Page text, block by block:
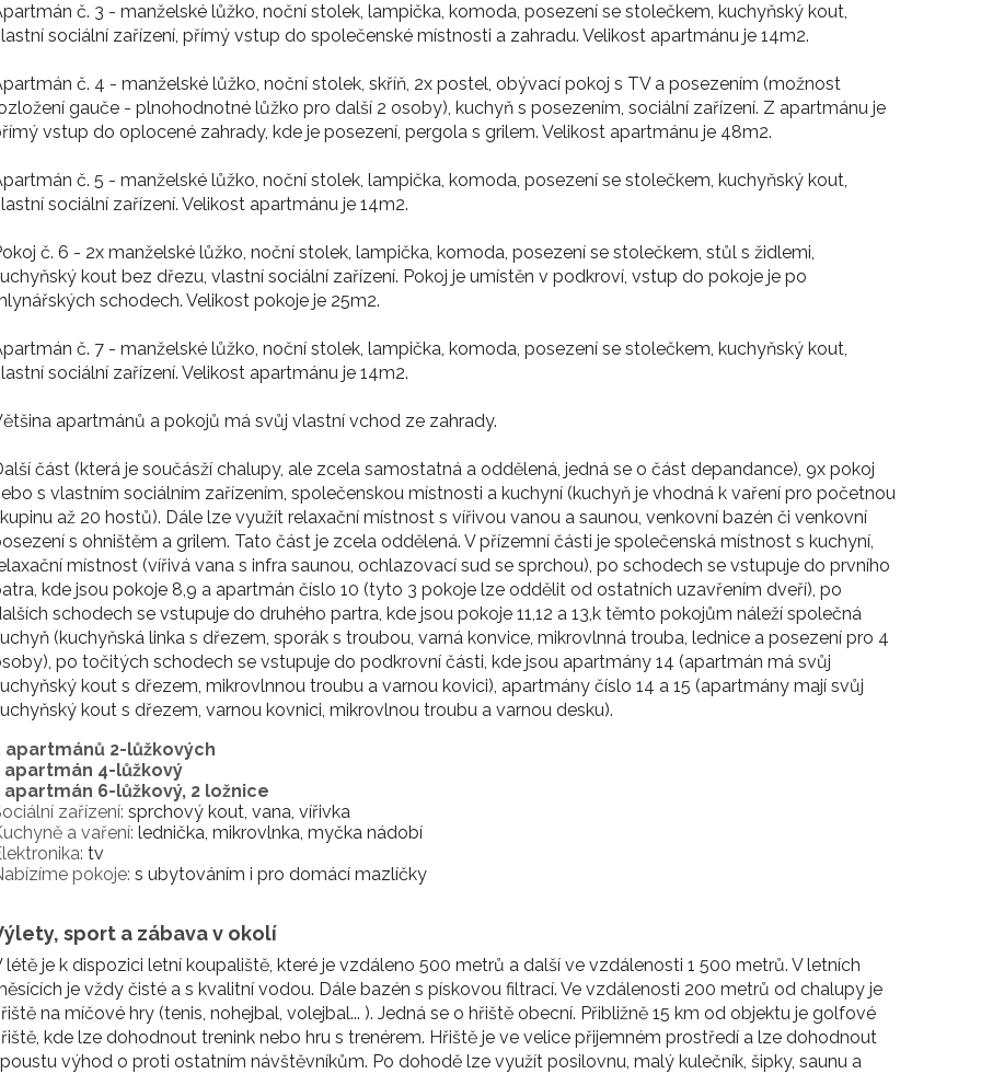
č. 3 - manželské lůžko, noční stolek, lampička, komoda, posezení se stolečkem, kuchyňský kout,
sociální zařízení, přímý vstup do společenské místnosti a zahradu. Velikost apartmánu je 14m2.
č. 4 - manželské lůžko, noční stolek, skříň, 2x postel, obývací pokoj s TV a posezením (možnost
gauče - plnohodnotné lůžko pro další 2 osoby), kuchyň s posezením, sociální zařízení. Z apartmánu je
vstup do oplocené zahrady, kde je posezení, pergola s grilem. Velikost apartmánu je 48m2.
č. 5 - manželské lůžko, noční stolek, lampička, komoda, posezení se stolečkem, kuchyňský kout,
sociální zařízení. Velikost apartmánu je 14m2.
č. 6 - 2x manželské lůžko, noční stolek, lampička, komoda, posezení se stolečkem, stůl s židlemi,
kout bez dřezu, vlastní sociální zařízení. Pokoj je umístěn v podkroví, vstup do pokoje je po
schodech. Velikost pokoje je 25m2.
č. 7 - manželské lůžko, noční stolek, lampička, komoda, posezení se stolečkem, kuchyňský kout,
sociální zařízení. Velikost apartmánu je 14m2.
apartmánů a pokojů má svůj vlastní vchod ze zahrady.
část (která je součásží chalupy, ale zcela samostatná a oddělená, jedná se o část depandance), 9x pokoj
s vlastním sociálním zařízením, společenskou místnosti a kuchyní (kuchyň je vhodná k vaření pro početnou
až 20 hostů). Dále lze využít relaxační místnost s vířivou vanou a saunou, venkovní bazén či venkovní
s ohništěm a grilem. Tato část je zcela oddělená. V přízemní části je společenská místnost s kuchyní,
místnost (vířivá vana s infra saunou, ochlazovací sud se sprchou), po schodech se vstupuje do prvního
kde jsou pokoje 8,9 a apartmán číslo 10 (tyto 3 pokoje lze oddělit od ostatních uzavřením dveří), po
schodech se vstupuje do druhého partra, kde jsou pokoje 11,12 a 13,k těmto pokojům náleží společná
(kuchyňská linka s dřezem, sporák s troubou, varná konvice, mikrovlnná trouba, lednice a posezení pro 4
po točitých schodech se vstupuje do podkrovní části, kde jsou apartmány 14 (apartmán má svůj
kout s dřezem, mikrovlnnou troubu a varnou kovici), apartmány číslo 14 a 15 (apartmány mají svůj
kout s dřezem, varnou kovnici, mikrovlnou troubu a varnou desku).
apartmánů 2-lůžkových
apartmán 4-lůžkový
apartmán 6-lůžkový, 2 ložnice
zařízení: sprchový kout, vana, vířivka
a vaření: lednička, mikrovlnka, myčka nádobí
tv
pokoje: s ubytováním i pro domácí mazlíčky
sport a zábava v okolí
létě je k dispozici letní koupaliště, které je vzdáleno 500 metrů a další ve vzdálenosti 1 500 metrů. V letních
je vždy čisté a s kvalitní vodou. Dále bazén s pískovou filtrací. Ve vzdálenosti 200 metrů od chalupy je
na míčové hry (tenis, nohejbal, volejbal... ). Jedná se o hřiště obecní. Přibližně 15 km od objektu je golfové
kde lze dohodnout trenink nebo hru s trenérem. Hřiště je ve velice přijemném prostředí a lze dohodnout
výhod o proti ostatním návštěvníkům. Po dohodě lze využít posilovnu, malý kulečník, šipky, saunu a